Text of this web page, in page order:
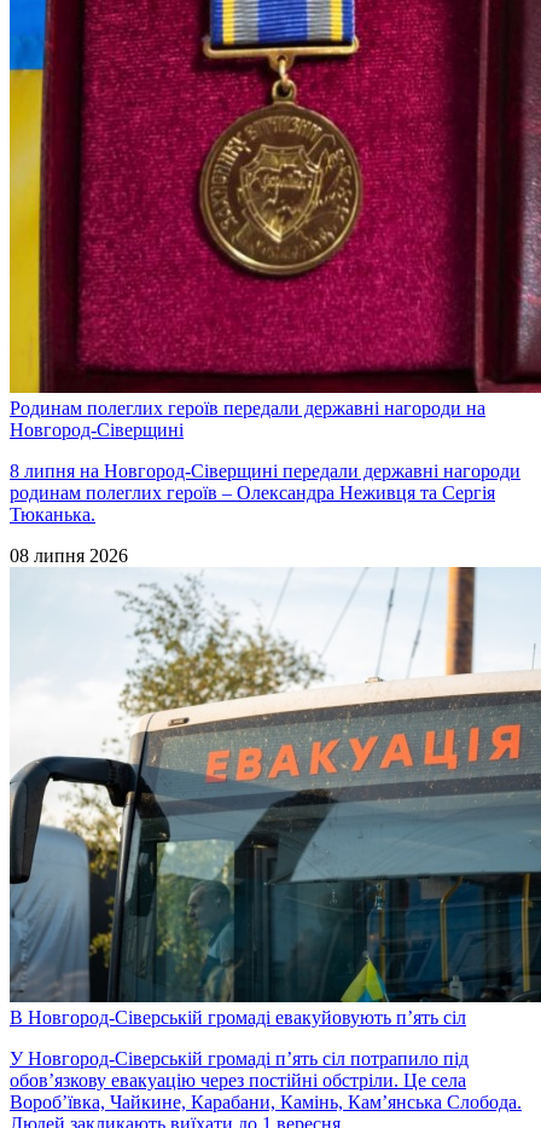
Родинам полеглих героїв передали державні нагороди на
Новгород-Сіверщині
8 липня на Новгород-Сіверщині передали державні нагороди
родинам полеглих героїв – Олександра Неживця та Сергія
Тюканька.
08 липня 2026
В Новгород-Сіверській громаді евакуйовують п’ять сіл
У Новгород-Сіверській громаді п’ять сіл потрапило під
обов’язкову евакуацію через постійні обстріли. Це села
Вороб’ївка, Чайкине, Карабани, Камінь, Кам’янська Слобода.
Людей закликають виїхати до 1 вересня.